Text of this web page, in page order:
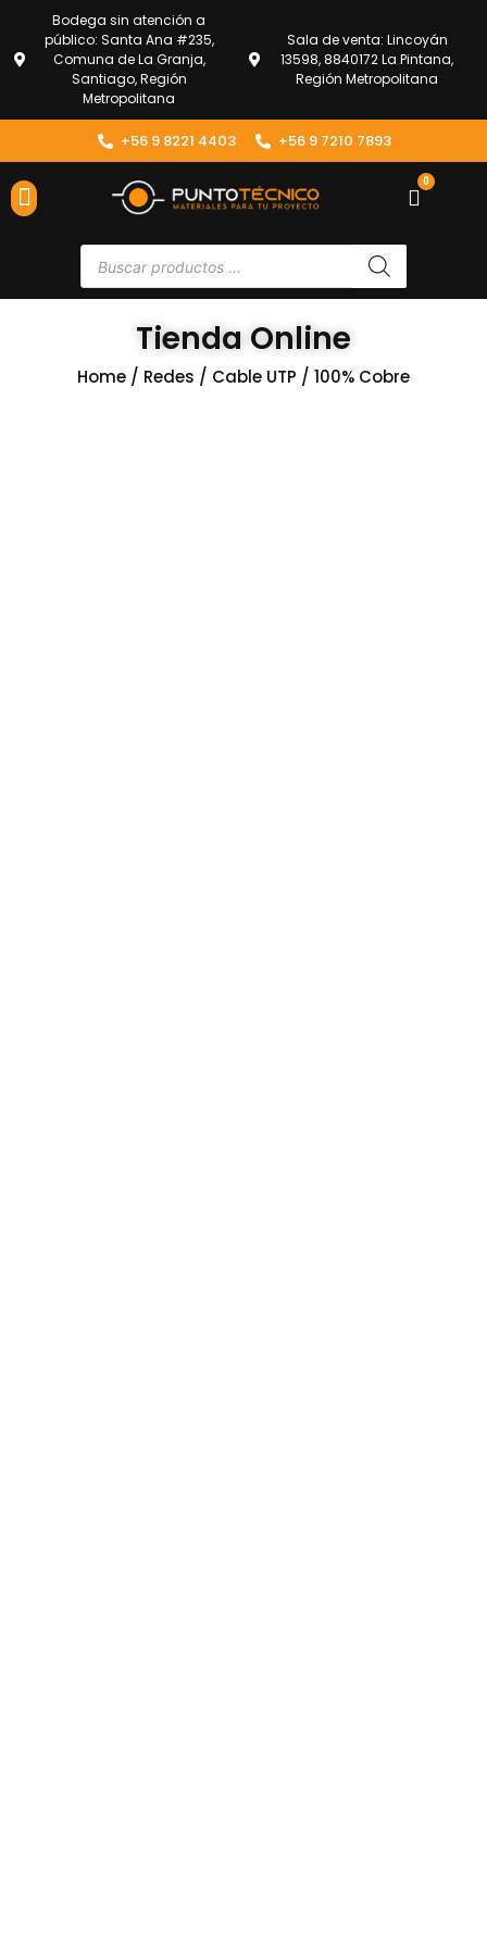
Bodega sin atención a
público: Santa Ana #235,
Comuna de La Granja,
Santiago, Región
Metropolitana
Sala de venta: Lincoyán
13598, 8840172 La Pintana,
Región Metropolitana
+56 9 8221 4403 +56 9 7210 7893
0
Tienda Online
Home / Redes / Cable UTP / 100% Cobre